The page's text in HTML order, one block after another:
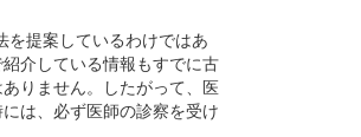
を提案しているわけではあ
介している情報もすでに古
りません。したがって、医
は、必ず医師の診察を受け